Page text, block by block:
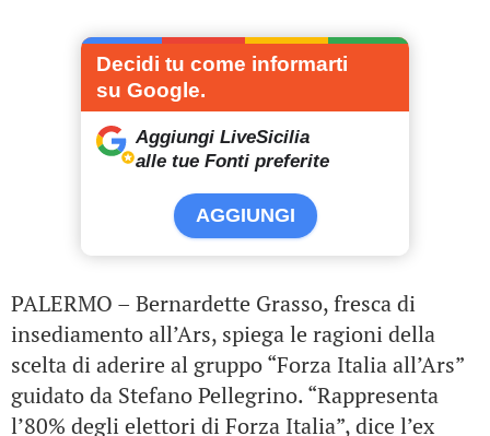
Decidi tu come informarti
su Google.
Aggiungi LiveSicilia
alle tue Fonti preferite
AGGIUNGI
PALERMO – Bernardette Grasso, fresca di
insediamento all’Ars, spiega le ragioni della
scelta di aderire al gruppo “Forza Italia all’Ars”
guidato da Stefano Pellegrino. “Rappresenta
l’80% degli elettori di Forza Italia”, dice l’ex